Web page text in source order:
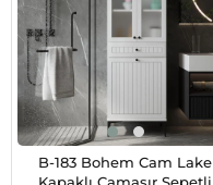
B-183 Bohem Cam Lake